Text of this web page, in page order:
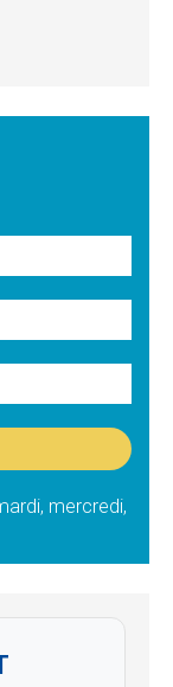
mercredi,